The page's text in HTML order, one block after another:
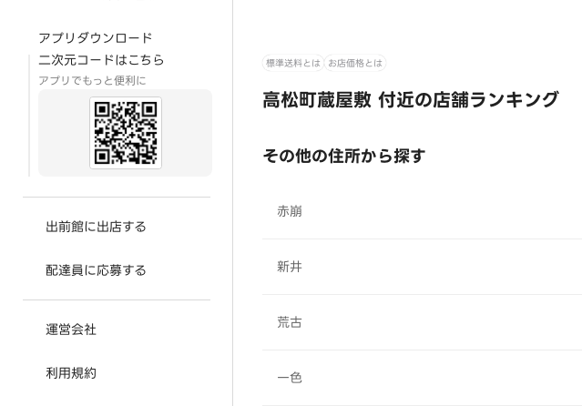
アプリダウンロード
二次元コードはこちら
アプリでもっと便利に
出前館に出店する
配達員に応募する
運営会社
利用規約
標準送料とは お店価格とは
高松町蔵屋敷 付近の店舗ランキング
その他の住所から探す
赤崩
新井
荒古
一色